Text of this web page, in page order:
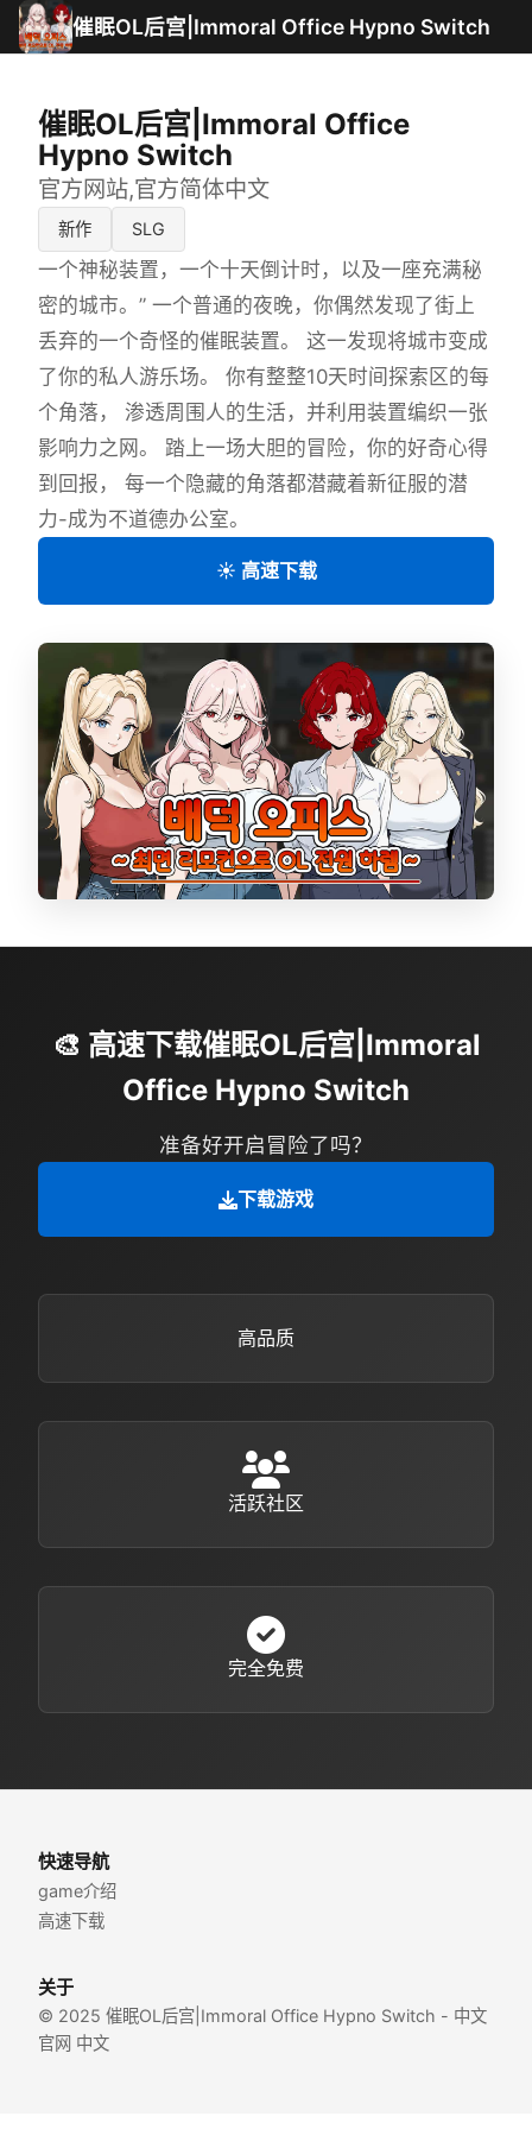
催眠OL后宫|Immoral Office Hypno Switch
催眠OL后宫|Immoral Office
Hypno Switch
官方网站,官方简体中文
新作 SLG
一个神秘装置，一个十天倒计时，以及一座充满秘
密的城市。” 一个普通的夜晚，你偶然发现了街上
丢弃的一个奇怪的催眠装置。 这一发现将城市变成
了你的私人游乐场。 你有整整10天时间探索区的每
个角落， 渗透周围人的生活，并利用装置编织一张
影响力之网。 踏上一场大胆的冒险，你的好奇心得
到回报， 每一个隐藏的角落都潜藏着新征服的潜
力-成为不道德办公室。
☀️ 高速下载
🎨 高速下载催眠OL后宫|Immoral
Office Hypno Switch
准备好开启冒险了吗？
下载游戏
高品质
活跃社区
完全免费
快速导航
game介绍
高速下载
关于
© 2025 催眠OL后宫|Immoral Office Hypno Switch - 中文
官网 中文